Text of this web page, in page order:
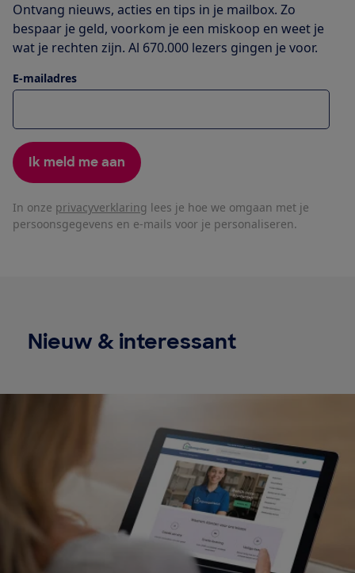
Ontvang nieuws, acties en tips in je mailbox. Zo
bespaar je geld, voorkom je een miskoop en weet je
wat je rechten zijn. Al 670.000 lezers gingen je voor.
E-mailadres
Ik meld me aan
In onze privacyverklaring lees je hoe we omgaan met je
persoonsgegevens en e-mails voor je personaliseren.
Nieuw & interessant